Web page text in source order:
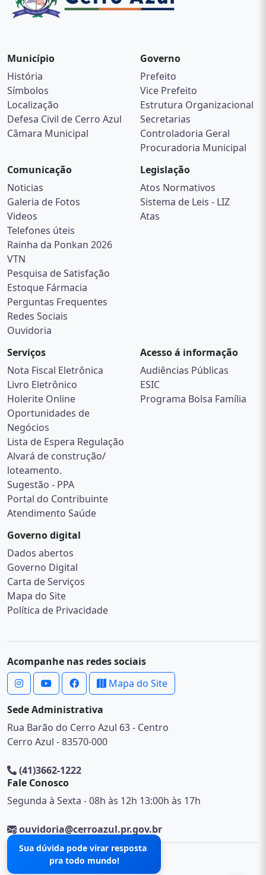
Município
História
Símbolos
Localização
Defesa Civil de Cerro Azul
Câmara Municipal
Governo
Prefeito
Vice Prefeito
Estrutura Organizacional
Secretarias
Controladoria Geral
Procuradoria Municipal
Comunicação
Noticias
Galeria de Fotos
Videos
Telefones úteis
Rainha da Ponkan 2026
VTN
Pesquisa de Satisfação
Estoque Fármacia
Perguntas Frequentes
Redes Sociais
Ouvidoria
Legislação
Atos Normativos
Sistema de Leis - LIZ
Atas
Serviços
Nota Fiscal Eletrônica
Livro Eletrônico
Holerite Online
Oportunidades de
Negócios
Lista de Espera Regulação
Alvará de construção/
loteamento.
Sugestão - PPA
Portal do Contribuinte
Atendimento Saúde
Acesso á informação
Audiências Públicas
ESIC
Programa Bolsa Família
Governo digital
Dados abertos
Governo Digital
Carta de Serviços
Mapa do Site
Política de Privacidade
Acompanhe nas redes sociais
Mapa do Site
Sede Administrativa
Rua Barão do Cerro Azul 63 - Centro
Cerro Azul - 83570-000
(41)3662-1222
Fale Conosco
Segunda à Sexta - 08h às 12h 13:00h às 17h
ouvidoria@cerroazul.pr.gov.br
Sua dúvida pode virar resposta
pra todo mundo!